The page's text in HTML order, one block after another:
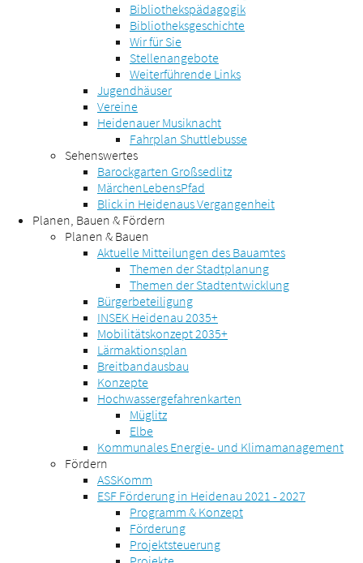
Bibliothekspädagogik
Bibliotheksgeschichte
Wir für Sie
Stellenangebote
Weiterführende Links
Jugendhäuser
Vereine
Heidenauer Musiknacht
Fahrplan Shuttlebusse
Sehenswertes
Barockgarten Großsedlitz
MärchenLebensPfad
Blick in Heidenaus Vergangenheit
Planen, Bauen & Fördern
Planen & Bauen
Aktuelle Mitteilungen des Bauamtes
Themen der Stadtplanung
Themen der Stadtentwicklung
Bürgerbeteiligung
INSEK Heidenau 2035+
Mobilitätskonzept 2035+
Lärmaktionsplan
Breitbandausbau
Konzepte
Hochwassergefahrenkarten
Müglitz
Elbe
Kommunales Energie- und Klimamanagement
Fördern
ASSKomm
ESF Förderung in Heidenau 2021 - 2027
Programm & Konzept
Förderung
Projektsteuerung